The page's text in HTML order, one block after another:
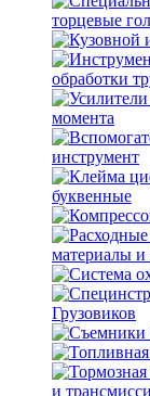
торцевые
обработки
момента
инструмент
буквенные
материалы
Грузовиков
и